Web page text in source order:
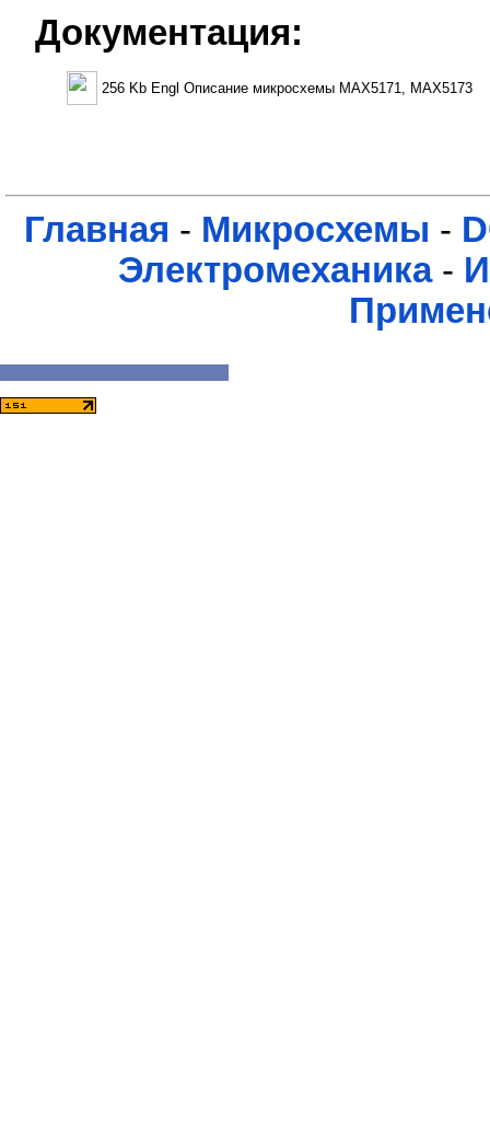
Документация:
256 Kb Engl Описание микросхемы MAX5171, MAX5173
Главная - Микросхемы -
Электромеханика-